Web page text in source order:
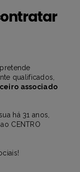
qualificados,
associado
há 31 anos,
CENTRO